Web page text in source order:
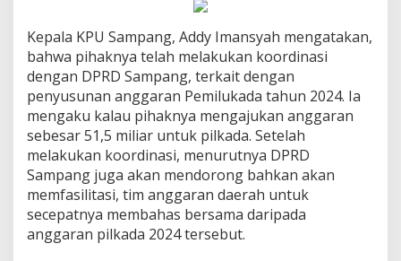
Kepala KPU Sampang, Addy Imansyah mengatakan,
bahwa pihaknya telah melakukan koordinasi
dengan DPRD Sampang, terkait dengan
penyusunan anggaran Pemilukada tahun 2024. Ia
mengaku kalau pihaknya mengajukan anggaran
sebesar 51,5 miliar untuk pilkada. Setelah
melakukan koordinasi, menurutnya DPRD
Sampang juga akan mendorong bahkan akan
memfasilitasi, tim anggaran daerah untuk
secepatnya membahas bersama daripada
anggaran pilkada 2024 tersebut.